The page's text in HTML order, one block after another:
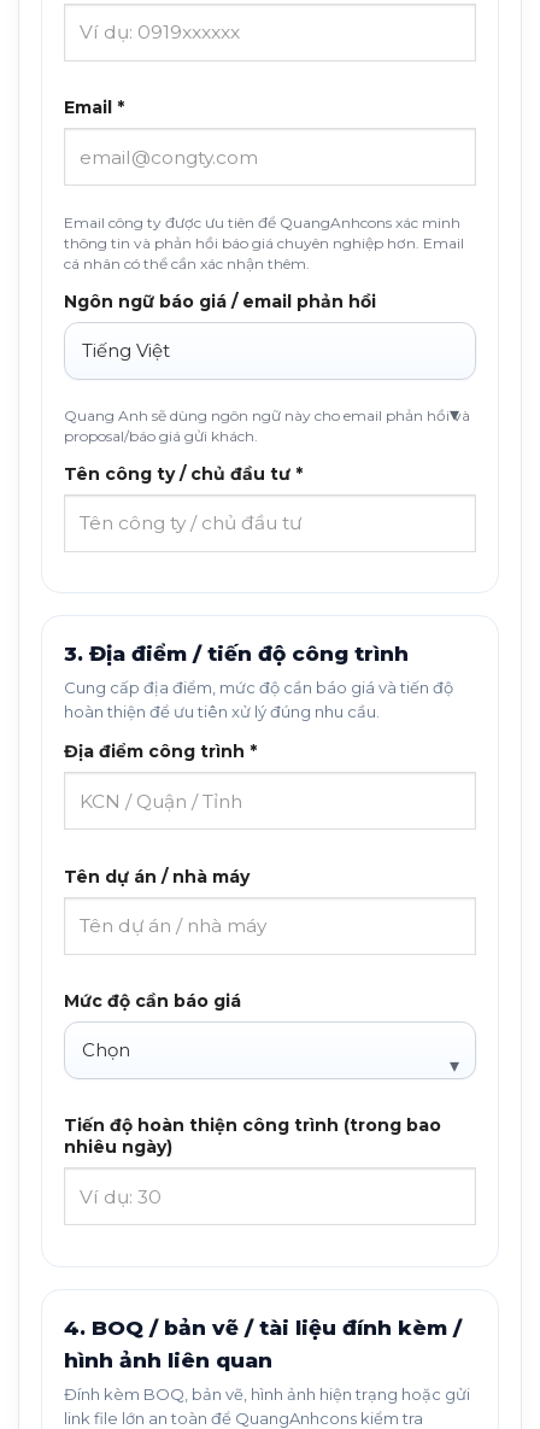
Email *
Email công ty được ưu tiên để QuangAnhcons xác minh
thông tin và phản hồi báo giá chuyên nghiệp hơn. Email
cá nhân có thể cần xác nhận thêm.
Ngôn ngữ báo giá / email phản hồi
Quang Anh sẽ dùng ngôn ngữ này cho email phản hồi và
proposal/báo giá gửi khách.
Tên công ty / chủ đầu tư *
3. Địa điểm / tiến độ công trình
Cung cấp địa điểm, mức độ cần báo giá và tiến độ
hoàn thiện để ưu tiên xử lý đúng nhu cầu.
Địa điểm công trình *
Tên dự án / nhà máy
Mức độ cần báo giá
Tiến độ hoàn thiện công trình (trong bao
nhiêu ngày)
4. BOQ / bản vẽ / tài liệu đính kèm /
hình ảnh liên quan
Đính kèm BOQ, bản vẽ, hình ảnh hiện trạng hoặc gửi
link file lớn an toàn để QuangAnhcons kiểm tra